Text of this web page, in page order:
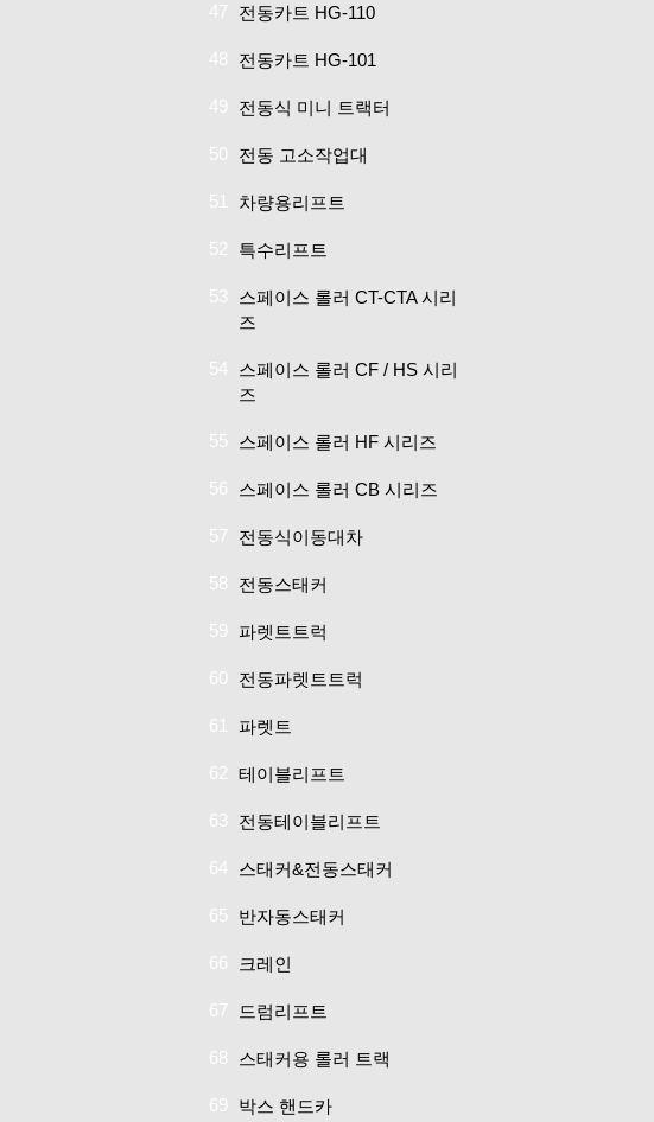
47 전동카트 HG-110
48 전동카트 HG-101
49 전동식 미니 트랙터
50 전동 고소작업대
51 차량용리프트
52 특수리프트
53
스페이스 롤러 CT-CTA 시리
즈
54
스페이스 롤러 CF / HS 시리
즈
55 스페이스 롤러 HF 시리즈
56 스페이스 롤러 CB 시리즈
57 전동식이동대차
58 전동스태커
59 파렛트트럭
60 전동파렛트트럭
61 파렛트
62 테이블리프트
63 전동테이블리프트
64 스태커&전동스태커
65 반자동스태커
66 크레인
67 드럼리프트
68 스태커용 롤러 트랙
69 박스 핸드카